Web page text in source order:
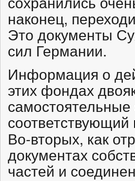
наконец,
Это документы
сил Германии.
Информация о
этих фондах
Во-вторых, как
документах
частей и